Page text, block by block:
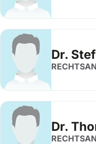
Dr.
Dr.